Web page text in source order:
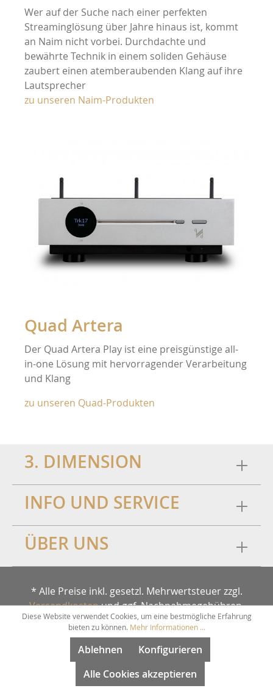
Wer auf der Suche nach einer perfekten
Streaminglösung über Jahre hinaus ist, kommt
an Naim nicht vorbei. Durchdachte und
bewährte Technik in einem soliden Gehäuse
zaubert einen atemberaubenden Klang auf ihre
Lautsprecher
zu unseren Naim-Produkten
Quad Artera
Der Quad Artera Play ist eine preisgünstige all-
in-one Lösung mit hervorragender Verarbeitung
und Klang
zu unseren Quad-Produkten
3. DIMENSION
INFO UND SERVICE
ÜBER UNS
* Alle Preise inkl. gesetzl. Mehrwertsteuer zzgl.
Versandkostenund ggf. Nachnahmegebühren,
wenn nicht anders angegeben.
Info und Service Über uns
Diese Website verwendet Cookies, um eine bestmögliche Erfahrung
bieten zu können. Mehr Informationen ...
Ablehnen
Konfigurieren
Alle Cookies akzeptieren